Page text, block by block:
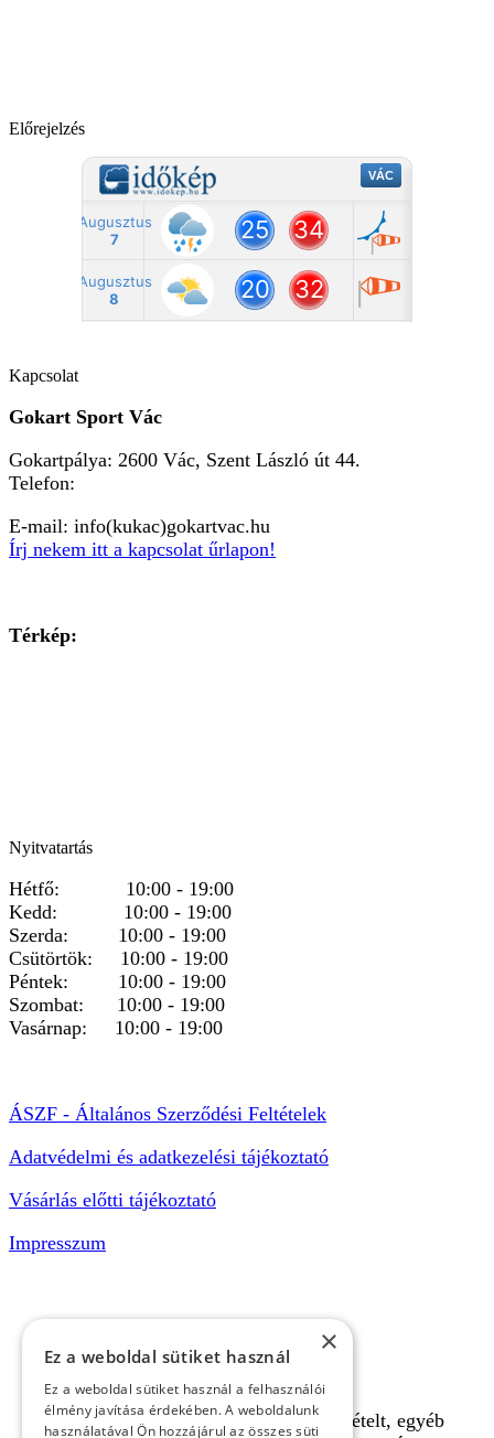
Előrejelzés
Kapcsolat
Gokart Sport Vác
Gokartpálya: 2600 Vác, Szent László út 44.
Telefon:
E-mail: info(kukac)gokartvac.hu
Írj nekem itt a kapcsolat űrlapon!
Térkép:
Nyitvatartás
Hétfő: 10:00 - 19:00
Kedd: 10:00 - 19:00
Szerda: 10:00 - 19:00
Csütörtök: 10:00 - 19:00
Péntek: 10:00 - 19:00
Szombat: 10:00 - 19:00
Vasárnap: 10:00 - 19:00
ÁSZF - Általános Szerződési Feltételek
Adatvédelmi és adatkezelési tájékoztató
Vásárlás előtti tájékoztató
Impresszum
A pályafoglalást, gokartverseny részvételt, egyéb
×
Ez a weboldal sütiket használ
Ez a weboldal sütiket használ a felhasználói
élmény javítása érdekében. A weboldalunk
használatával Ön hozzájárul az összes süti